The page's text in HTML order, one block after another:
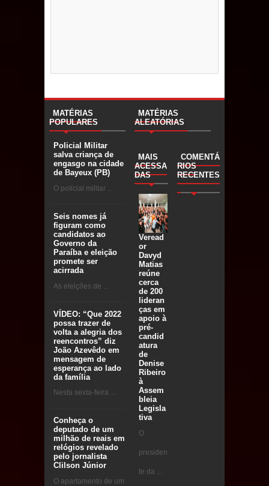
MATÉRIAS
POPULARES
Policial Militar
salva criança de
engasgo na cidade
de Bayeux (PB)
O policial militar ...
Seis nomes já
figuram como
candidatos ao
Governo da
Paraíba e eleição
promete ser
acirrada
As eleições de ...
VÍDEO: “Que 2022
possa trazer de
volta a alegria dos
reencontros” diz
João Azevêdo em
mensagem de
esperança ao lado
da família
Nesta sexta-feira ...
Conheça o
deputado de um
milhão de reais em
relógios revelado
pelo jornalista
Clilson Júnior
O apartamento de um
MATÉRIAS
ALEATÓRIAS
MAIS
ACESSA
DAS
Veread
or
Davyd
Matias
reúne
cerca
de 200
lideran
ças em
apoio à
pré-
candid
atura
de
Denise
Ribeiro
à
Assem
bleia
Legisla
tiva
O
presiden
te da ...
COMENTÁ
RIOS
RECENTES